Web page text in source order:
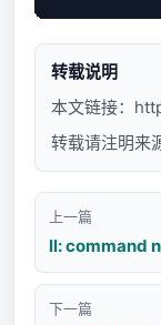
转载说明
本文链接：
转载请注明来
上一篇
ll: command
下一篇